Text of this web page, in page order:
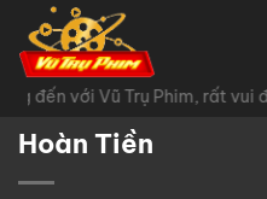
Chuyển
đến
nội
dungđến với Vũ Trụ Phim, rất vui
Hoàn Tiền